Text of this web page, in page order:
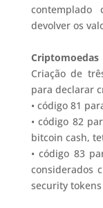
contemplado
devolver os
Criptomoedas
Criação de
para declarar
• código 81
• código 82
bitcoin cash,
• código 83
considerados
security